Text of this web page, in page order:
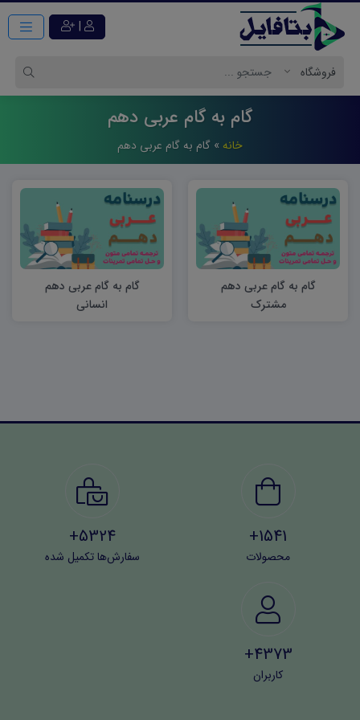
|
گام به گام عربی دهم
خانه » گام به گام عربی دهم
گام به گام عربی دهم
مشترک
گام به گام عربی دهم
انسانی
1541+
محصولات
5324+
سفارش‌ها تکمیل شده
4373+
کاربران